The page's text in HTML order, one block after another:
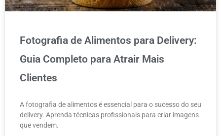
Fotografia de Alimentos para Delivery:
Guia Completo para Atrair Mais
Clientes
A fotografia de alimentos é essencial para o sucesso do seu
delivery. Aprenda técnicas profissionais para criar imagens
que vendem.